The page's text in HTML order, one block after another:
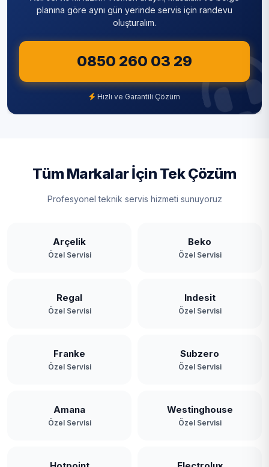
Sultanbeyli
Şişli
Tuzla
Üsküdar
Zeytinburnu
Kaynarca
Örnekköy
Paşamandıra
Riva
Soğuksu
planına göre aynı gün yerinde servis için randevu
oluşturalım.
0850 260 03 29
Hızlı ve Garantili Çözüm
Tüm Markalar İçin Tek Çözüm
Profesyonel teknik servis hizmeti sunuyoruz
Arçelik
Özel Servisi
Beko
Özel Servisi
Regal
Özel Servisi
Indesit
Özel Servisi
Franke
Özel Servisi
Subzero
Özel Servisi
Amana
Özel Servisi
Westinghouse
Özel Servisi